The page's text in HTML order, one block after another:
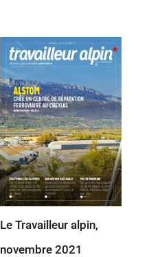
Le Travailleur alpin,
novembre 2021